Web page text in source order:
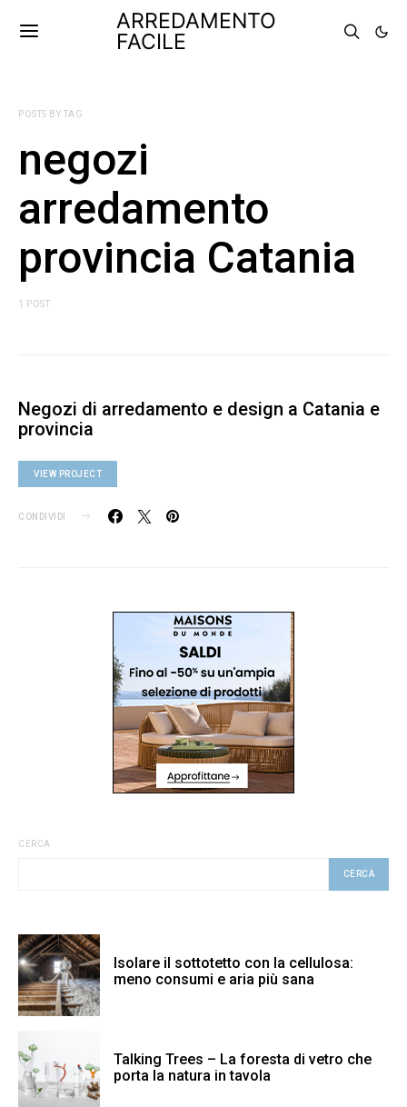
ARREDAMENTO
FACILE
POSTS BY TAG
negozi
arredamento
provincia Catania
1 POST
Negozi di arredamento e design a Catania e
provincia
VIEW PROJECT
CONDIVIDI
CERCA
CERCA
Isolare il sottotetto con la cellulosa:
meno consumi e aria più sana
Talking Trees – La foresta di vetro che
porta la natura in tavola